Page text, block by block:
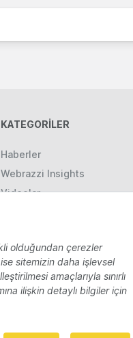
KATEGORILER
Haberler
Webrazzi Insights
Videolar